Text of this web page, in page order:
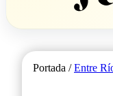
Portada /Entre